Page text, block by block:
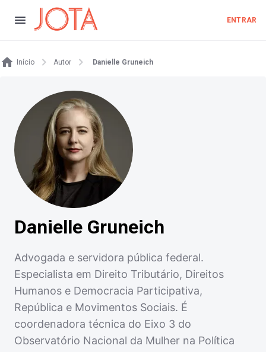
ENTRAR
Início Autor Danielle Gruneich
Danielle Gruneich
Advogada e servidora pública federal.
Especialista em Direito Tributário, Direitos
Humanos e Democracia Participativa,
República e Movimentos Sociais. É
coordenadora técnica do Eixo 3 do
Observatório Nacional da Mulher na Política